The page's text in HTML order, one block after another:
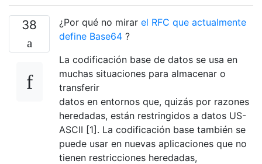
38 ¿Por qué no mirar el RFC que actualmente
define Base64 ?
La codificación base de datos se usa en
muchas situaciones para almacenar o
transferir
datos en entornos que, quizás por razones
heredadas, están restringidos a datos US-
ASCII [1]. La codificación base también se
puede usar en nuevas aplicaciones que no
tienen restricciones heredadas,